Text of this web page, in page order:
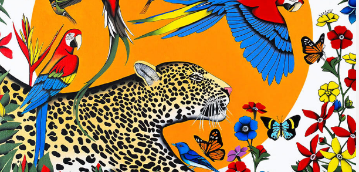
Collection "Les métaphoriques"